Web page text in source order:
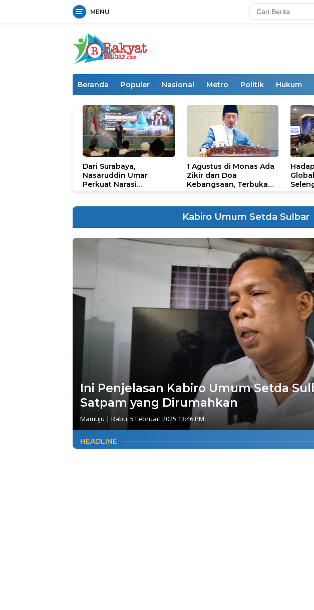
MENU
Beranda Populer Nasional Metro Politik Hukum
Dari Surabaya,
Nasaruddin Umar
Perkuat Narasi
1 Agustus di Monas Ada
Zikir dan Doa
Kebangsaan, Terbuka
Kabiro Umum Setda Sulbar
Ini Penjelasan Kabiro Umum Setda
Satpam yang Dirumahkan
Mamuju | Rabu, 5 Februari 2025 13:46 PM
HEADLINE